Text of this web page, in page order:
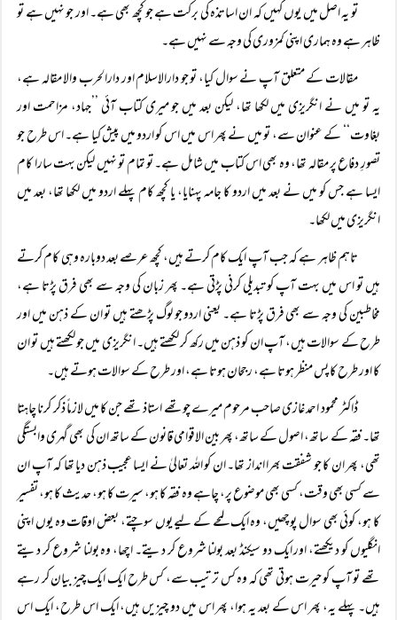
تو یہ اصل میں یوں کہیں کہ ان اساتذہ کی برکت ہے جو کچھ بھی ہے۔ اور جو نہیں ہے تو
ظاہر ہے وہ ہماری اپنی کمزوری کی وجہ سے نہیں ہے۔
مقالات کے متعلق آپ نے سوال کیا، تو جو دارالاسلام اور دارالحرب والا مقالہ ہے،
یہ تو میں نے انگریزی میں لکھا تھا، لیکن بعد میں جو میری کتاب آئی ’’جہاد، مزاحمت اور
بغاوت‘‘ کے عنوان سے، تو میں نے پھر اس میں اس کو اردو میں پیش کیا ہے۔ اس طرح جو
تصورِ دفاع پر مقالہ تھا، وہ بھی اس کتاب میں شامل ہے۔ تو تمام تو نہیں لیکن بہت سارا کام
ایسا ہے جس کو میں نے بعد میں اردو کا جامہ پہنایا، یا کچھ کام پہلے اردو میں لکھا تھا، بعد میں
انگریزی میں لکھا۔
تاہم ظاہر ہے کہ جب آپ ایک کام کرتے ہیں، کچھ عرصے بعد دوبارہ وہی کام کرتے
ہیں تو اس میں بہت آپ کو تبدیلی کرنی پڑتی ہے۔ پھر زبان کی وجہ سے بھی فرق پڑتا ہے،
مخاطبین کی وجہ سے بھی فرق پڑتا ہے۔ یعنی اردو جو لوگ پڑھتے ہیں تو ان کے ذہن میں اور
طرح کے سوالات ہیں، آپ ان کو ذہن میں رکھ کر لکھتے ہیں۔ انگریزی میں جو لکھتے ہیں تو ان
کا اور طرح کا پس منظر ہوتا ہے، رجحان ہوتا ہے، اور طرح کے سوالات ہوتے ہیں۔
ڈاکٹر محمود احمد غازی صاحب مرحوم میرے چوتھے استاذ تھے جن کا میں لازماً‌ ذکر کرنا چاہتا
تھا۔ فقہ کے ساتھ، اصول کے ساتھ، پھر بین الاقوامی قانون کے ساتھ ان کی بھی گہری وابستگی
تھی، پھر ان کا جو شفقت بھرا انداز تھا۔ ان کو اللہ تعالیٰ نے ایسا عجیب ذہن دیا تھا کہ آپ ان
سے کسی بھی وقت، کسی بھی موضوع پر، چاہے وہ فقہ کا ہو، سیرت کا ہو، حدیث کا ہو، تفسیر
کا ہو، کوئی بھی سوال پوچھیں، وہ ایک لمحے کے لیے یوں سوچتے، بعض اوقات وہ یوں اپنی
انگلیوں کو دیکھتے، اور ایک دو سیکنڈ بعد بولنا شروع کر دیتے۔ اچھا، وہ بولنا شروع کر دیتے
تھے تو آپ کو حیرت ہوتی تھی کہ وہ کس ترتیب سے، کس طرح ایک ایک چیز بیان کر رہے
ہیں۔ پہلے یہ، پھر اس کے بعد یہ ہوا، پھر اس میں دو چیزیں ہیں، ایک اس طرح، ایک اس